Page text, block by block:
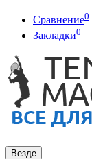
Сравнение0
Закладки0
Везде